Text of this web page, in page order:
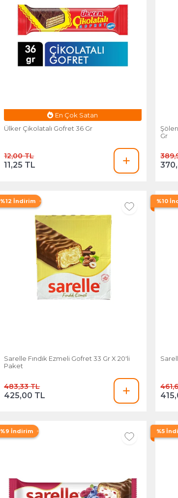
Esnafa Özel Fiyat
Ülker Çikolatalı Gofret 36 Gr
12,00 TL
11,25 TL
Gr
%12 İndirim
Sarelle Fındık Ezmeli Gofret 33 Gr X 20'li
Paket
483,33 TL
425,00 TL
%10
%9 İndirim %5